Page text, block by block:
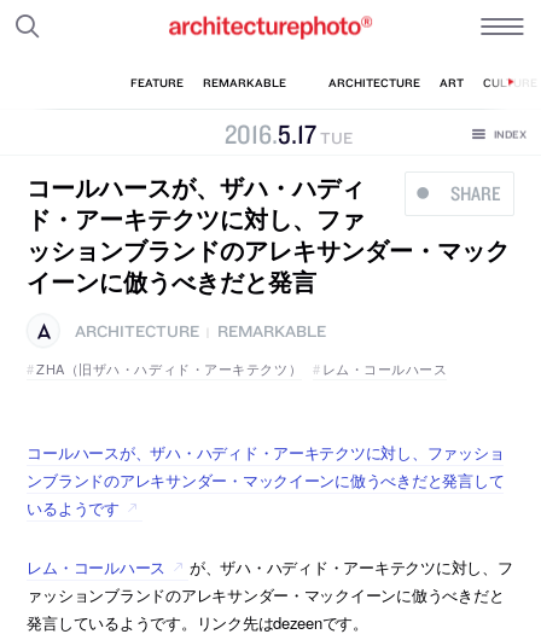
2016.5.17TUE
SHARE
コールハースが、ザハ・ハディ
ド・アーキテクツに対し、ファ
ッションブランドのアレキサンダー・マック
イーンに倣うべきだと発言
ARCHITECTURE
REMARKABLE
ZHA（旧ザハ・ハディド・アーキテクツ）
レム・コールハース
コールハースが、ザハ・ハディド・アーキテクツに対し、ファッショ
ンブランドのアレキサンダー・マックイーンに倣うべきだと発言して
いるようです
レム・コールハース
が、ザハ・ハディド・アーキテクツに対し、フ
ァッションブランドのアレキサンダー・マックイーンに倣うべきだと
発言しているようです。リンク先はdezeenです。